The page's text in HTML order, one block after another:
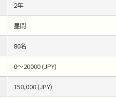
2年
昼間
80名
0～20000 (JPY)
150,000 (JPY)